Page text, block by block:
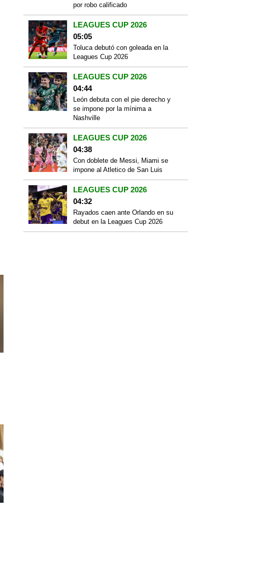
por robo calificado
LEAGUES CUP 2026
05:05
Toluca debutó con goleada en la
Leagues Cup 2026
LEAGUES CUP 2026
04:44
León debuta con el pie derecho y
se impone por la mínima a
Nashville
LEAGUES CUP 2026
04:38
Con doblete de Messi, Miami se
impone al Atletico de San Luis
LEAGUES CUP 2026
04:32
Rayados caen ante Orlando en su
debut en la Leagues Cup 2026